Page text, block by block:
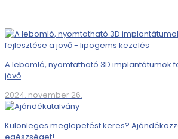
A lebomló, nyomtatható 3D implantátumok
jövő
2024. november 26.
Különleges meglepetést keres?